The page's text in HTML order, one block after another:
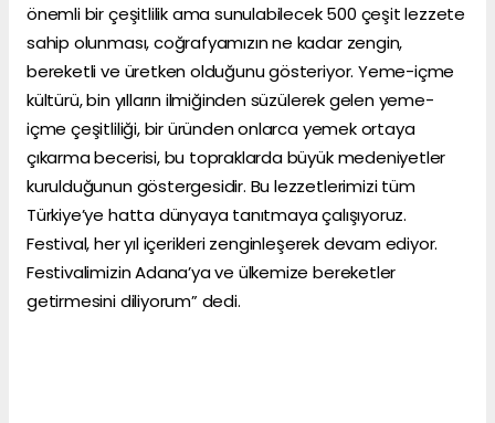
önemli bir çeşitlilik ama sunulabilecek 500 çeşit lezzete
sahip olunması, coğrafyamızın ne kadar zengin,
bereketli ve üretken olduğunu gösteriyor. Yeme-içme
kültürü, bin yılların ilmiğinden süzülerek gelen yeme-
içme çeşitliliği, bir üründen onlarca yemek ortaya
çıkarma becerisi, bu topraklarda büyük medeniyetler
kurulduğunun göstergesidir. Bu lezzetlerimizi tüm
Türkiye’ye hatta dünyaya tanıtmaya çalışıyoruz.
Festival, her yıl içerikleri zenginleşerek devam ediyor.
Festivalimizin Adana’ya ve ülkemize bereketler
getirmesini diliyorum” dedi.